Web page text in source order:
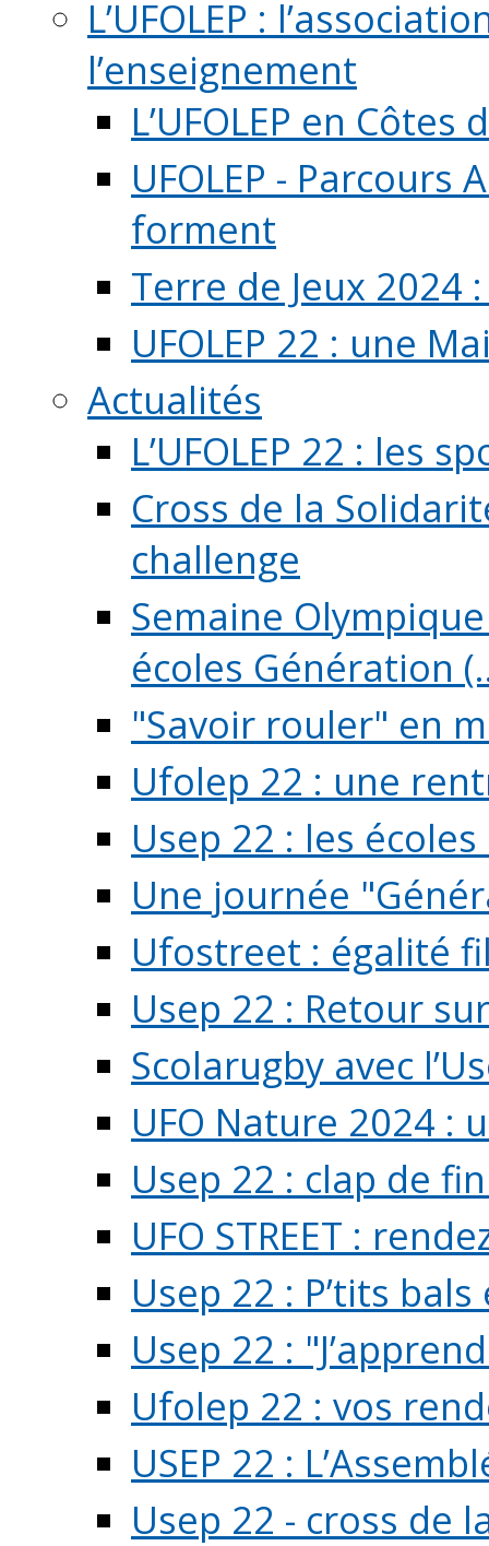
L’UFOLEP :
l’enseignement
L’UFOLEP en Côtes
UFOLEP -
forment
Terre de Jeux 2024
UFOLEP 22 : une
Actualités
L’UFOLEP 22 : les
Cross de la
challenge
Semaine
écoles Génération
"Savoir rouler" en
Ufolep 22 : une
Usep 22 : les
Une journée
Ufostreet : égalité
Usep 22 : Retour
Scolarugby avec
UFO Nature 2024 :
Usep 22 : clap de
UFO STREET :
Usep 22 : P’tits
Usep 22 :
Ufolep 22 : vos
USEP 22 :
Usep 22 - cross de